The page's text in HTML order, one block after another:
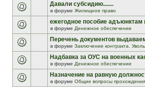
Давали субсидию.......
в форуме Жилищное право
ежегодное пособие адъюнктам
в форуме Денежное обеспечение
Перечень документов
в форуме Заключение контракта.
Надбавка за ОУС на военных
в форуме Денежное обеспечение
Назначение на равную
в форуме Общие вопросы